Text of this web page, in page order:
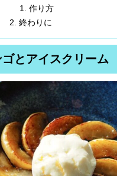
作り方
終わりに
とアイスクリーム